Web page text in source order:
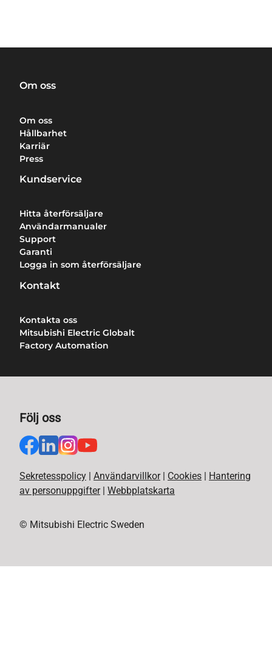
Om oss
Om oss
Hållbarhet
Karriär
Press
Kundservice
Hitta återförsäljare
Användarmanualer
Support
Garanti
Logga in som återförsäljare
Kontakt
Kontakta oss
Mitsubishi Electric Globalt
Factory Automation
Följ oss
Sekretesspolicy | Användarvillkor | Cookies | Hantering
av personuppgifter | Webbplatskarta
© Mitsubishi Electric Sweden